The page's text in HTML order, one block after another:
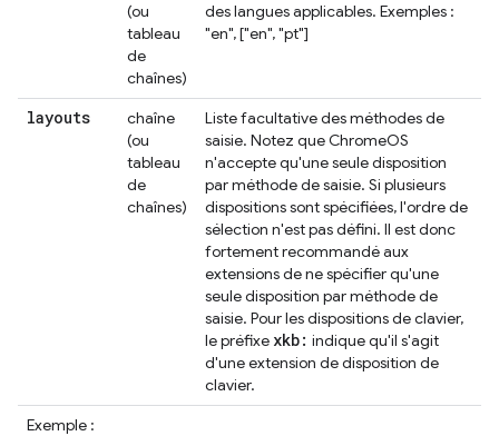
(ou
tableau
de
chaînes)
des langues applicables. Exemples :
"en", ["en", "pt"]
layouts
chaîne
(ou
tableau
de
chaînes)
Liste facultative des méthodes de
saisie. Notez que ChromeOS
n'accepte qu'une seule disposition
par méthode de saisie. Si plusieurs
dispositions sont spécifiées, l'ordre de
sélection n'est pas défini. Il est donc
fortement recommandé aux
extensions de ne spécifier qu'une
seule disposition par méthode de
saisie. Pour les dispositions de clavier,
le préfixe xkb: indique qu'il s'agit
d'une extension de disposition de
clavier.
Exemple :